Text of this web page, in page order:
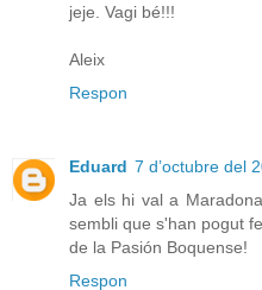
jeje. Vagi bé!!!
Aleix
Respon
Eduard 7 d’octubre del
Ja els hi val a
sembli que s'han pogut
de la Pasión Boquense!
Respon